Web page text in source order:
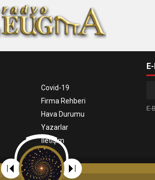
Covid-19
Firma Rehberi
Hava Durumu
Yazarlar
İletişim
E-
uyarlanmıştır.